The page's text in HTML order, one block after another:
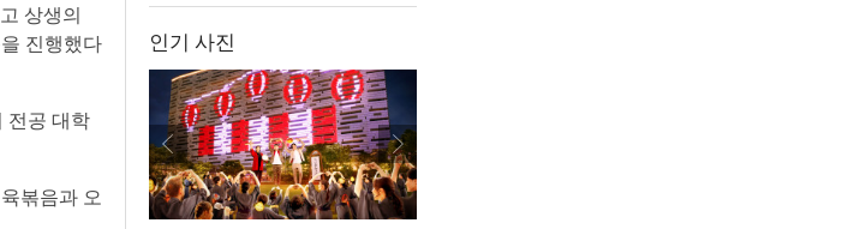
상생의
진행했다
전공 대학
볶음과 오
인기 사진